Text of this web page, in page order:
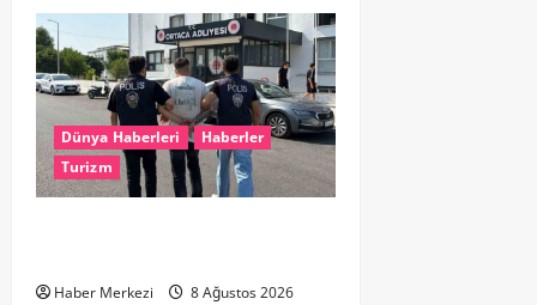
Dünya Haberleri
Haberler
Turizm
Haber Merkezi
8 Ağustos 2026